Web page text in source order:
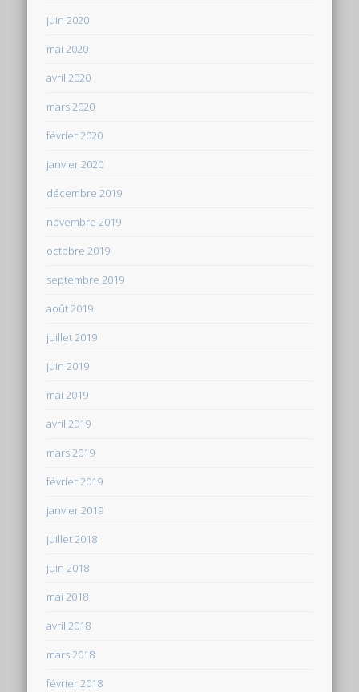
juin 2020
mai 2020
avril 2020
mars 2020
février 2020
janvier 2020
décembre 2019
novembre 2019
octobre 2019
septembre 2019
août 2019
juillet 2019
juin 2019
mai 2019
avril 2019
mars 2019
février 2019
janvier 2019
juillet 2018
juin 2018
mai 2018
avril 2018
mars 2018
février 2018